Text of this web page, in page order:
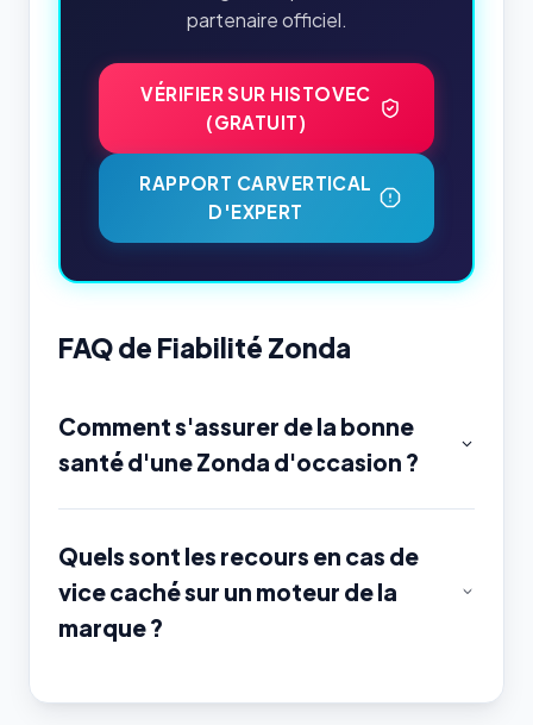
partenaire officiel.
VÉRIFIER SUR HISTOVEC
(GRATUIT)
RAPPORT CARVERTICAL
D'EXPERT
FAQ de Fiabilité Zonda
Comment s'assurer de la bonne
santé d'une Zonda d'occasion ?
Quels sont les recours en cas de
vice caché sur un moteur de la
marque ?